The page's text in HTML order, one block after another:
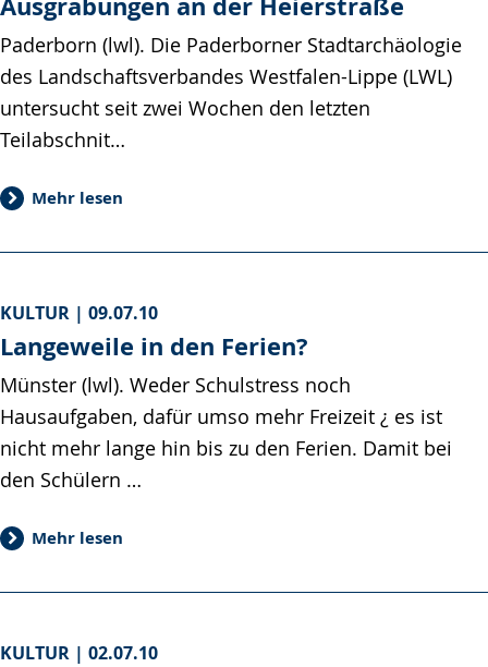
Paderborn (lwl). Die Paderborner Stadtarchäologie
des Landschaftsverbandes Westfalen-Lippe (LWL)
untersucht seit zwei Wochen den letzten
Teilabschnit…
Mehr lesen
KULTUR | 09.07.10
Langeweile in den Ferien?
Münster (lwl). Weder Schulstress noch
Hausaufgaben, dafür umso mehr Freizeit ¿ es ist
nicht mehr lange hin bis zu den Ferien. Damit bei
den Schülern …
Mehr lesen
KULTUR | 02.07.10